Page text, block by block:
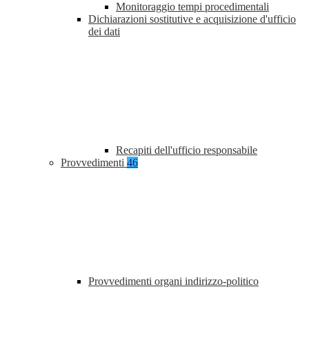
Monitoraggio tempi procedimentali
Dichiarazioni sostitutive e acquisizione d'ufficio
dei dati
Recapiti dell'ufficio responsabile
Provvedimenti 46
Provvedimenti organi indirizzo-politico